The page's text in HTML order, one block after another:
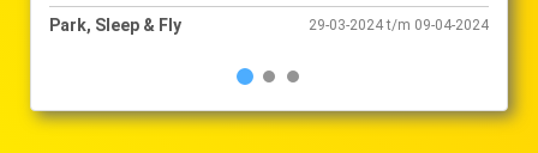
Park, Sleep & Fly 29-03-2024 t/m 09-04-2024